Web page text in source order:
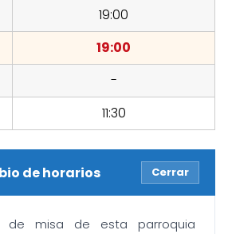
19:00
19:00
-
11:30
de horarios Cerrar
de misa de esta parroquia